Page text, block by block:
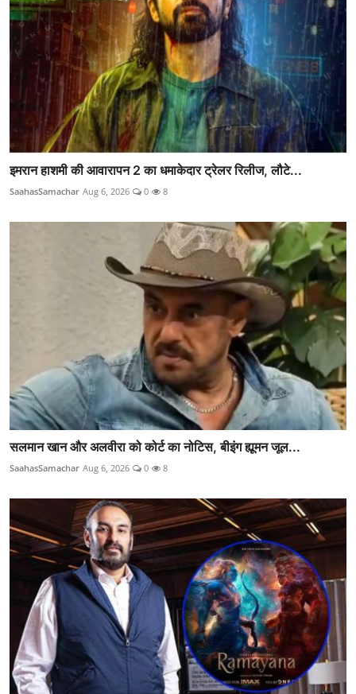
इमरान हाशमी की आवारापन 2 का धमाकेदार ट्रेलर रिलीज, लौटे...
SaahasSamachar Aug 6, 2026 0 8
सलमान खान और अलवीरा को कोर्ट का नोटिस, बीइंग ह्यूमन जूल...
SaahasSamachar Aug 6, 2026 0 8